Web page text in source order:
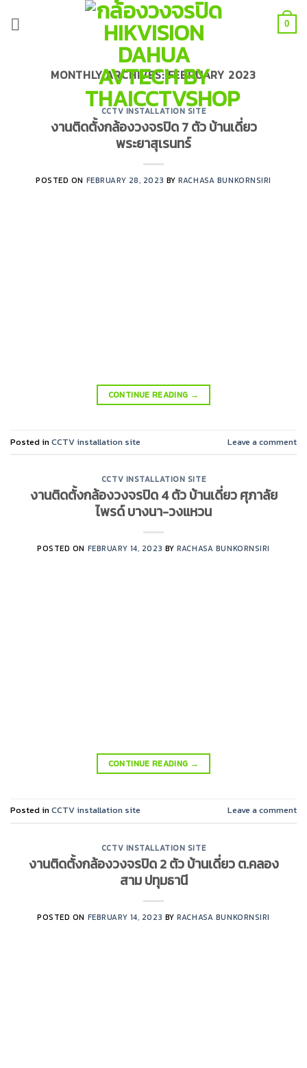
0
MONTHLY ARCHIVES:FEBRUARY 2023
CCTV INSTALLATION SITE
งานติดตั้งกล้องวงจรปิด 7 ตัว บ้านเดี่ยว
พระยาสุเรนทร์
POSTED ON FEBRUARY 28, 2023 BYRACHASA BUNKORNSIRI
CONTINUE READING →
Posted inCCTV installation site Leave a comment
CCTV INSTALLATION SITE
งานติดตั้งกล้องวงจรปิด 4 ตัว บ้านเดี่ยว ศุภาลัย
ไพรด์ บางนา-วงแหวน
POSTED ON FEBRUARY 14, 2023 BYRACHASA BUNKORNSIRI
CONTINUE READING →
Posted inCCTV installation site Leave a comment
CCTV INSTALLATION SITE
งานติดตั้งกล้องวงจรปิด 2 ตัว บ้านเดี่ยว ต.คลอง
สาม ปทุมธานี
POSTED ON FEBRUARY 14, 2023 BYRACHASA BUNKORNSIRI